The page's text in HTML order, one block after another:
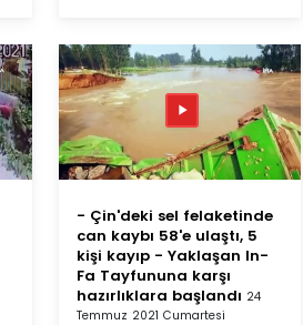
- Çin'deki sel felaketinde
can kaybı 58'e ulaştı, 5
kişi kayıp - Yaklaşan In-
Fa Tayfununa karşı
hazırlıklara başlandı 24
Temmuz 2021 Cumartesi